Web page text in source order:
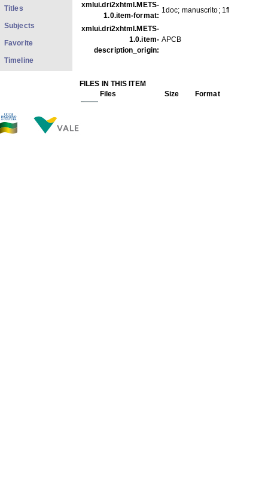
xmlui.dri2xhtml.METS-
1.0.item-format:
1doc; manuscrito; 1fl
xmlui.dri2xhtml.METS-
1.0.item-
description_origin:
APCB
FILES IN THIS ITEM
Files
Size
Format
Titles
Subjects
Favorite
Timeline